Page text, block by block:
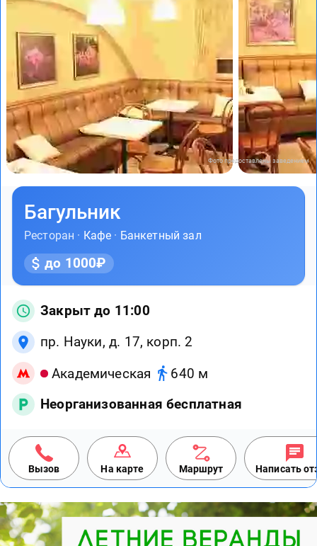
Фото предоставлены заведением
Багульник
Ресторан · Кафе · Банкетный зал
до 1000₽
Закрыт до 11:00
пр. Науки, д. 17, корп. 2
Академическая
640 м
Неорганизованная бесплатная
Вызов На карте Маршрут Написать